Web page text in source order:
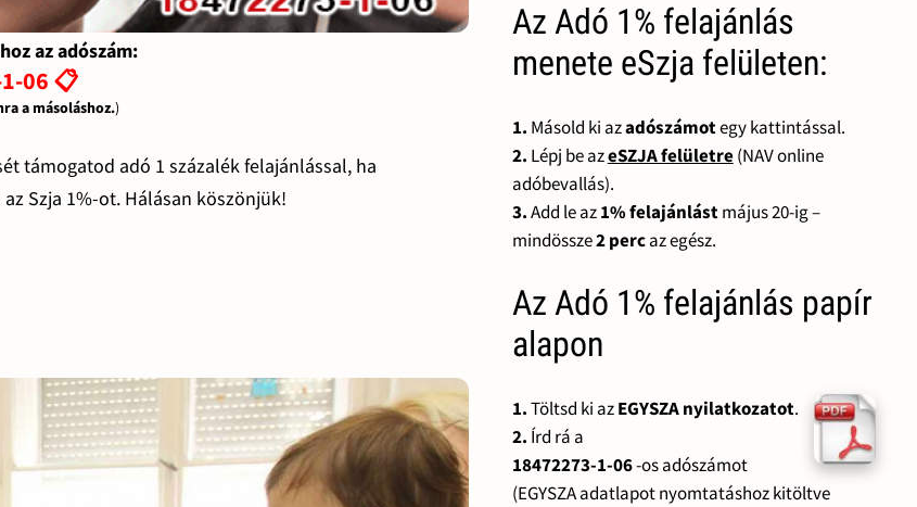
az adószám:
06 📋
a másoláshoz.)
támogatod adó 1 százalék felajánlással, ha
Szja 1%-ot. Hálásan köszönjük!
Az Adó 1% felajánlás
menete eSzja felületen:
1. Másold ki azadószámotegy kattintással.
2. Lépj be azeSZJA felületre(NAV online
adóbevallás).
3.Add le az1% felajánlástmájus 20-ig –
mindössze2 percaz egész.
Az Adó 1% felajánlás papír
alapon
1.Töltsd ki azEGYSZA nyilatkozatot.
2. Írd rá a
18472273-1-06-os adószámot
(EGYSZA adatlapot nyomtatáshoz kitöltve